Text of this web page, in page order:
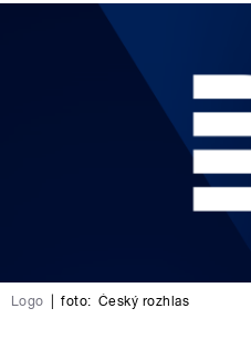
Logo foto: Český rozhlas